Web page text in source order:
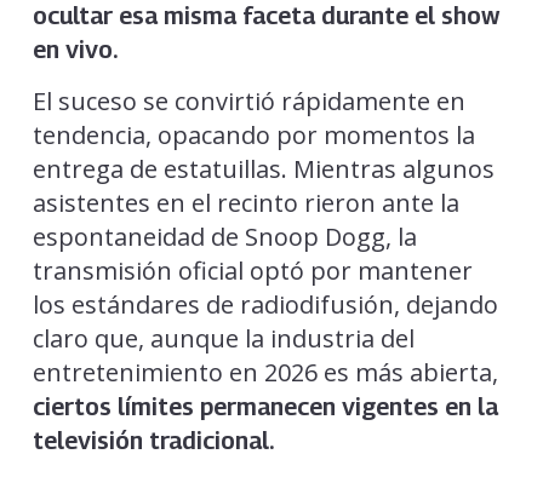
ocultar esa misma faceta durante el show
en vivo.
El suceso se convirtió rápidamente en
tendencia, opacando por momentos la
entrega de estatuillas. Mientras algunos
asistentes en el recinto rieron ante la
espontaneidad de Snoop Dogg, la
transmisión oficial optó por mantener
los estándares de radiodifusión, dejando
claro que, aunque la industria del
entretenimiento en 2026 es más abierta,
ciertos límites permanecen vigentes en la
televisión tradicional.